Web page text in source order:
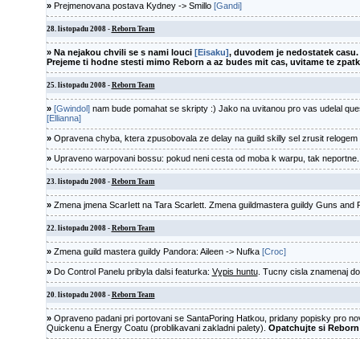
»Prejmenovana postava Kydney -> Smillo [Gandi]
28. listopadu 2008 - Reborn Team
» Na nejakou chvili se s nami louci [Eisaku], duvodem je nedostatek casu.
Prejeme ti hodne stesti mimo Reborn a az budes mit cas, uvitame te
25. listopadu 2008 - Reborn Team
» [Gwindol]nam bude pomahat se skripty :) Jako na uvitanou pro vas udelal
[Ellianna]
»Opravena chyba, ktera zpusobovala ze delay na guild skilly sel zrusit
»Upraveno warpovani bossu: pokud neni cesta od moba k warpu, tak
23. listopadu 2008 - Reborn Team
»Zmena jmena ScarIett na Tara Scarlett. Zmena guildmastera guildy Guns and
22. listopadu 2008 - Reborn Team
»Zmena guild mastera guildy Pandora: Aileen -> Nufka [Croc]
»Do Control Panelu pribyla dalsi featurka: Vypis huntu. Tucny cisla znamenaj
20. listopadu 2008 - Reborn Team
»Opraveno padani pri portovani se SantaPoring Hatkou, pridany popisky pro
Quickenu a Energy Coatu (problikavani zakladni palety). Opatchujte si